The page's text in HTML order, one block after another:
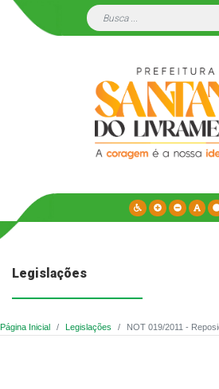
Legislações
Página Inicial Legislações NOT 019/2011 -